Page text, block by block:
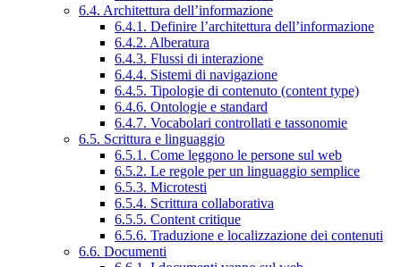
6.4. Architettura dell’informazione
6.4.1. Definire l’architettura dell’informazione
6.4.2. Alberatura
6.4.3. Flussi di interazione
6.4.4. Sistemi di navigazione
6.4.5. Tipologie di contenuto (content type)
6.4.6. Ontologie e standard
6.4.7. Vocabolari controllati e tassonomie
6.5. Scrittura e linguaggio
6.5.1. Come leggono le persone sul web
6.5.2. Le regole per un linguaggio semplice
6.5.3. Microtesti
6.5.4. Scrittura collaborativa
6.5.5. Content critique
6.5.6. Traduzione e localizzazione dei contenuti
6.6. Documenti